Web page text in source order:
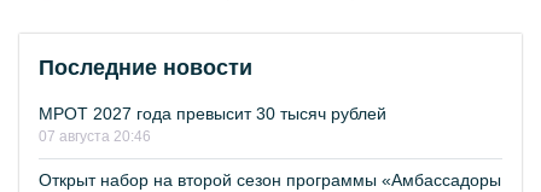
Последние новости
МРОТ 2027 года превысит 30 тысяч рублей
07 августа 20:46
Открыт набор на второй сезон программы «Амбассадоры